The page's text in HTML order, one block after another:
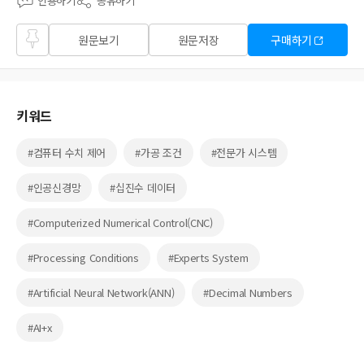
즐겨
찾기
원문보기 원문저장 구매하기
키워드
#컴퓨터 수치 제어 #가공 조건 #전문가 시스템
#인공신경망 #십진수 데이터
#Computerized Numerical Control(CNC)
#Processing Conditions #Experts System
#Artificial Neural Network(ANN) #Decimal Numbers
#AI+x